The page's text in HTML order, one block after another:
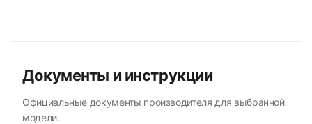
Документы и инструкции
Официальные документы производителя для выбранной
модели.